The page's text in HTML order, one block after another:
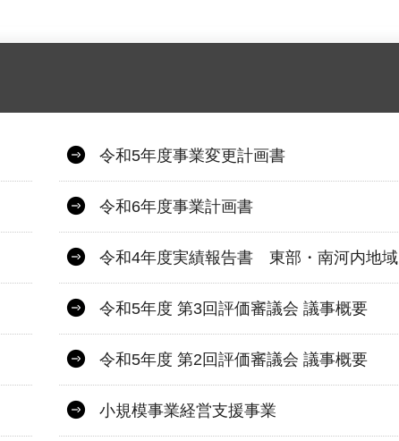
令和5年度事業変更計画書
令和6年度事業計画書
令和4年度実績報告書 東部・南河内地域
令和5年度 第3回評価審議会 議事概要
令和5年度 第2回評価審議会 議事概要
小規模事業経営支援事業